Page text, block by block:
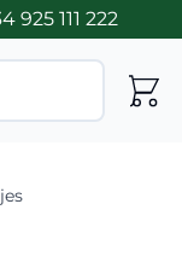
925 111 222